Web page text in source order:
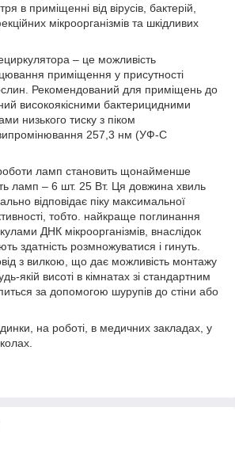
в приміщенні від вірусів, бактерій,
мікроорганізмів та шкідливих
– це можливість
приміщення у присутності
Рекомендований для приміщень до
високоякісними бактерицидними
низького тиску з піком
257,3 нм (УФ-С
ламп становить щонайменше
ламп – 6 шт. 25 Вт. Ця довжина хвиль
відповідає піку максимальної
тобто. найкраще поглинання
ДНК мікроорганізмів, внаслідок
здатність розмножуватися і гинуть.
з вилкою, що дає можливість монтажу
якій висоті в кімнатах зі стандартним
за допомогою шурупів до стіни або
на роботі, в медичних закладах, у